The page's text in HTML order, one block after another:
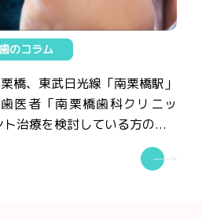
歯のコラム
橋、東武日光線「南栗橋駅」
医者「南栗橋歯科クリニッ
治療を検討している方の...